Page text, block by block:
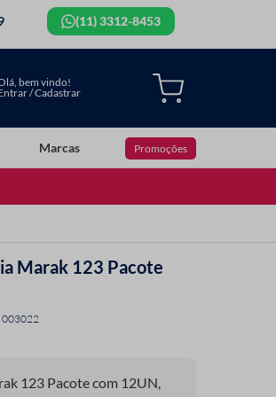
(11) 3312-8453
Marcas Promoções
Marak 123 Pacote
003022
123 Pacote com 12UN,